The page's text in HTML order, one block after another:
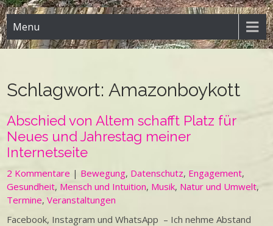
Menu
Schlagwort:Amazonboykott
Abschied von Altem schafft Platz für
Neues und Jahrestag meiner
Internetseite
2 Kommentare | Bewegung, Datenschutz, Engagement,
Gesundheit, Mensch und Intuition, Musik, Natur und Umwelt,
Termine,Veranstaltungen
Facebook, Instagram und WhatsApp – Ich nehme Abstand